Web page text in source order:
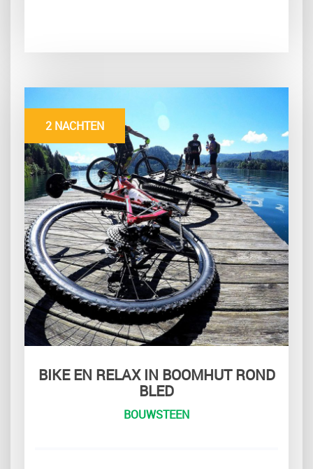
2 NACHTEN
BIKE EN RELAX IN BOOMHUT ROND
BLED
BOUWSTEEN